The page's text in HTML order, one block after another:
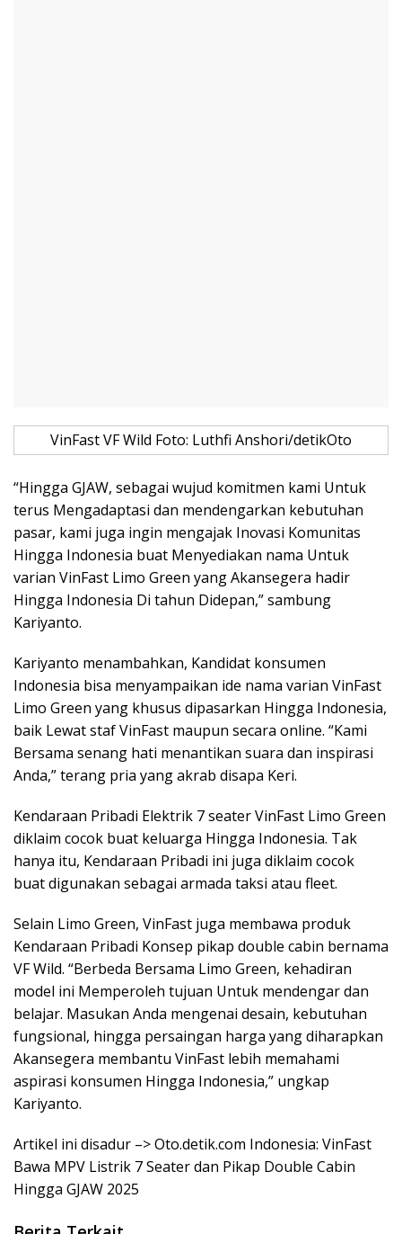
VinFast VF Wild Foto: Luthfi Anshori/detikOto
“Hingga GJAW, sebagai wujud komitmen kami Untuk
terus Mengadaptasi dan mendengarkan kebutuhan
pasar, kami juga ingin mengajak Inovasi Komunitas
Hingga Indonesia buat Menyediakan nama Untuk
varian VinFast Limo Green yang Akansegera hadir
Hingga Indonesia Di tahun Didepan,” sambung
Kariyanto.
Kariyanto menambahkan, Kandidat konsumen
Indonesia bisa menyampaikan ide nama varian VinFast
Limo Green yang khusus dipasarkan Hingga Indonesia,
baik Lewat staf VinFast maupun secara online. “Kami
Bersama senang hati menantikan suara dan inspirasi
Anda,” terang pria yang akrab disapa Keri.
Kendaraan Pribadi Elektrik 7 seater VinFast Limo Green
diklaim cocok buat keluarga Hingga Indonesia. Tak
hanya itu, Kendaraan Pribadi ini juga diklaim cocok
buat digunakan sebagai armada taksi atau fleet.
Selain Limo Green, VinFast juga membawa produk
Kendaraan Pribadi Konsep pikap double cabin bernama
VF Wild. “Berbeda Bersama Limo Green, kehadiran
model ini Memperoleh tujuan Untuk mendengar dan
belajar. Masukan Anda mengenai desain, kebutuhan
fungsional, hingga persaingan harga yang diharapkan
Akansegera membantu VinFast lebih memahami
aspirasi konsumen Hingga Indonesia,” ungkap
Kariyanto.
Artikel ini disadur –> Oto.detik.com Indonesia: VinFast
Bawa MPV Listrik 7 Seater dan Pikap Double Cabin
Hingga GJAW 2025